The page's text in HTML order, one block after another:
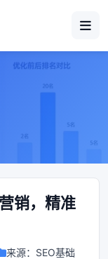
销，精准
来源： SEO基础